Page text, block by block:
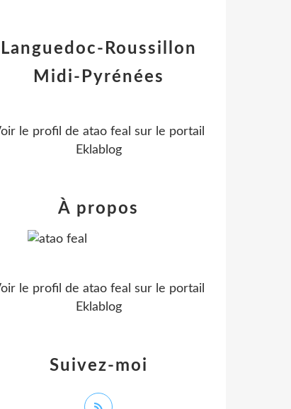
Languedoc-Roussillon
Midi-Pyrénées
le profil de atao feal sur le portail
Eklablog
Suivez-moi
À propos
le profil de atao feal sur le portail
Eklablog